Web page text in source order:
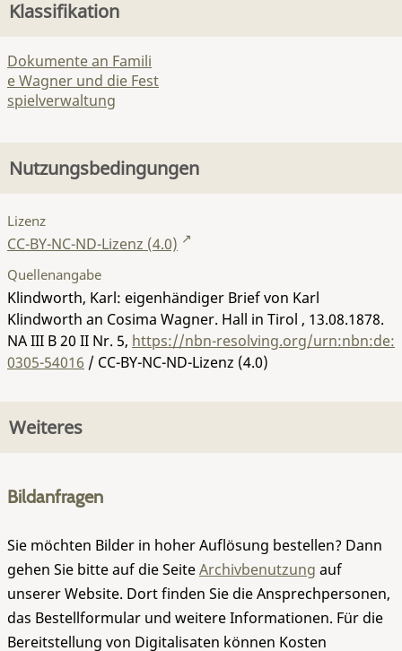
Klassifikation
Dokumente an Famili
e Wagner und die Fest
spielverwaltung
Nutzungsbedingungen
Lizenz
CC-BY-NC-ND-Lizenz (4.0)
Quellenangabe
Klindworth, Karl: eigenhändiger Brief von Karl
Klindworth an Cosima Wagner. Hall in Tirol , 13.08.1878.
NA III B 20 II Nr. 5, https://nbn-resolving.org/urn:nbn:de:
0305-54016 / CC-BY-NC-ND-Lizenz (4.0)
Weiteres
Bildanfragen
Sie möchten Bilder in hoher Auflösung bestellen? Dann
gehen Sie bitte auf die SeiteArchivbenutzung auf
unserer Website. Dort finden Sie die Ansprechpersonen,
das Bestellformular und weitere Informationen. Für die
Bereitstellung von Digitalisaten können Kosten